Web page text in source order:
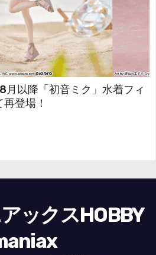
以降「初音ミク」水着フィ
登場！
ックスHOBBY